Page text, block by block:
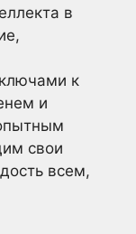
в
к
и
свои
всем,